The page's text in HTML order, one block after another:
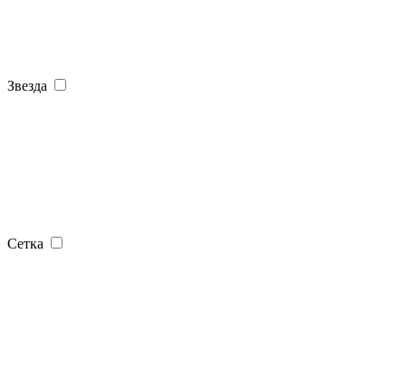
Звезда
Сетка